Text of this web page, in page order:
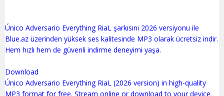
Único Adversario Everything RiaL şarkısını 2026 versiyonu ile
Blue.az üzerinden yüksek ses kalitesinde MP3 olarak ücretsiz indir.
Hem hızlı hem de güvenli indirme deneyimi yaşa.
Download
Único Adversario Everything RiaL (2026 version) in high-quality
MP3 format for free. Stream online or download to your device